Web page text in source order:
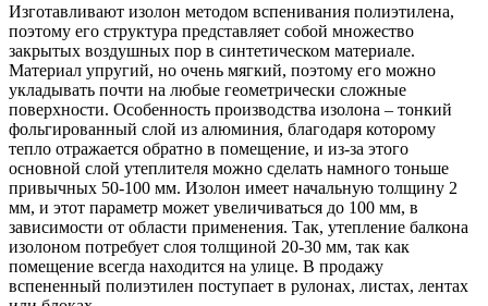
Изготавливают изолон методом вспенивания полиэтилена,
поэтому его структура представляет собой множество
закрытых воздушных пор в синтетическом материале.
Материал упругий, но очень мягкий, поэтому его можно
укладывать почти на любые геометрически сложные
поверхности. Особенность производства изолона – тонкий
фольгированный слой из алюминия, благодаря которому
тепло отражается обратно в помещение, и из-за этого
основной слой утеплителя можно сделать намного тоньше
привычных 50-100 мм. Изолон имеет начальную толщину 2
мм, и этот параметр может увеличиваться до 100 мм, в
зависимости от области применения. Так, утепление балкона
изолоном потребует слоя толщиной 20-30 мм, так как
помещение всегда находится на улице. В продажу
вспененный полиэтилен поступает в рулонах, листах, лентах